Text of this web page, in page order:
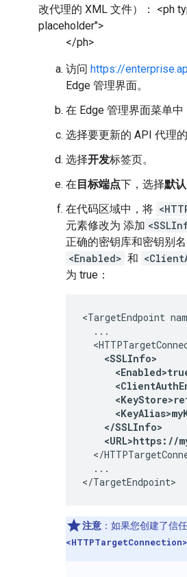
改代理的 XML 文件）： <ph
placeholder">
</ph>
访问 https://
Edge 管理界面。
在 Edge 管理界面菜单中
选择要更新的 API 代理的
选择开发标签页。
在目标端点下，选择默认
在代码区域中，将
元素修改为 添加
正确的密钥库和密钥别
<Enabled> 和
为 true：
<TargetEndpoint
  ...
<SSLInfo>
    </SSLInfo>
<URL>https://
</
  ...
</TargetEndpoint>
注意 ：如果您创建了信
<HTTPTargetConnection>